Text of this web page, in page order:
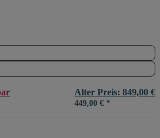
Alter Preis: 849,00 €
449,00 € *